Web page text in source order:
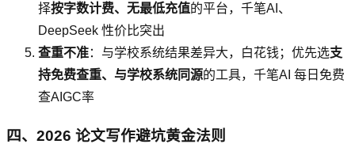
择按字数计费、无最低充值的平台，千笔AI、
DeepSeek 性价比突出
查重不准：与学校系统结果差异大，白花钱；优先选支
持免费查重、与学校系统同源的工具，千笔AI 每日免费
查AIGC率
四、2026 论文写作避坑黄金法则